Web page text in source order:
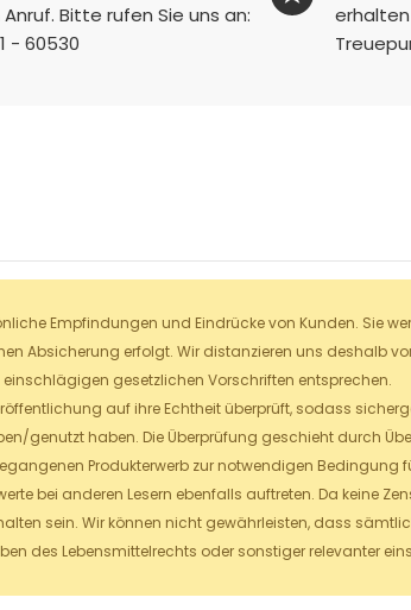
Anruf. Bitte rufen Sie uns an:
- 60530
Empfindungen und Eindrücke von Kunden. Sie
Absicherung erfolgt. Wir distanzieren uns deshalb
gesetzlichen Vorschriften entsprechen.
auf ihre Echtheit überprüft, sodass
genutzt haben. Die Überprüfung geschieht durch
Produkterwerb zur notwendigen Bedingung
bei anderen Lesern ebenfalls auftreten. Da keine
sein. Wir können nicht gewährleisten, dass
des Lebensmittelrechts oder sonstiger relevanter